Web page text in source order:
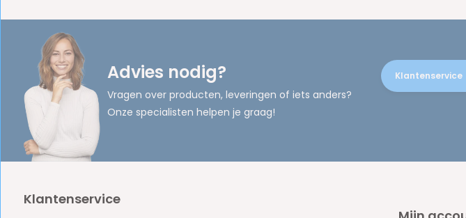
Advies nodig?
Vragen over producten, leveringen of iets anders?
Onze specialisten helpen je graag!
Klantenservice
Klantenservice